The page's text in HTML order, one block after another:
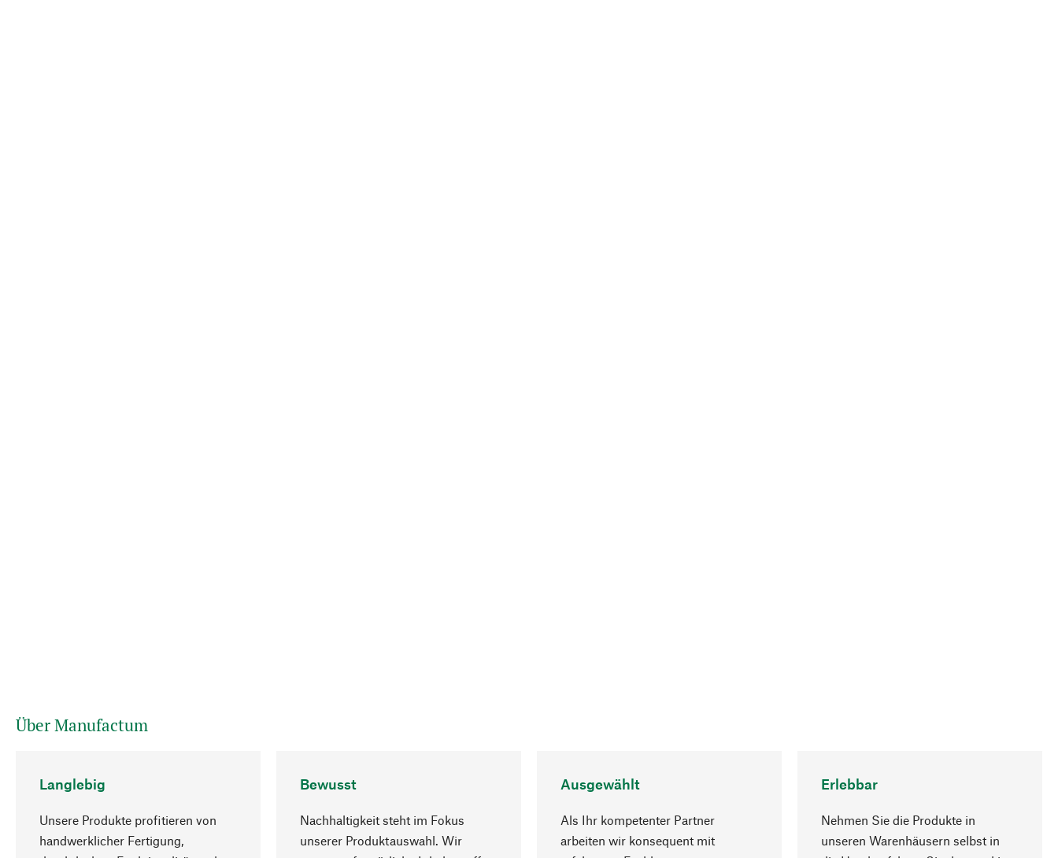
Über Manufactum
Langlebig
Unsere Produkte profitieren von
handwerklicher Fertigung,
Bewusst
Nachhaltigkeit steht im Fokus
unserer Produktauswahl. Wir
Ausgewählt
Als Ihr kompetenter Partner
arbeiten wir konsequent mit
Erlebbar
Nehmen Sie die Produkte in
unseren Warenhäusern selbst in